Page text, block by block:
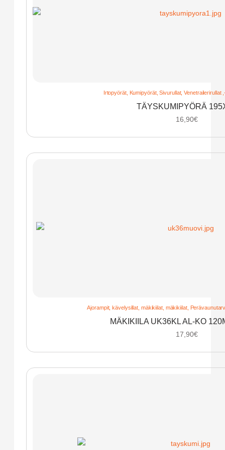
Irtopyörät, Kumipyörät,Sivurullat,Venetrailerirullat
TÄYSKUMIPYÖRÄ
16,90€
Ajorampit, kävelysillat, mäkikiilat, mäkikiilat,
MÄKIKIILA UK36KL AL-KO
17,90€